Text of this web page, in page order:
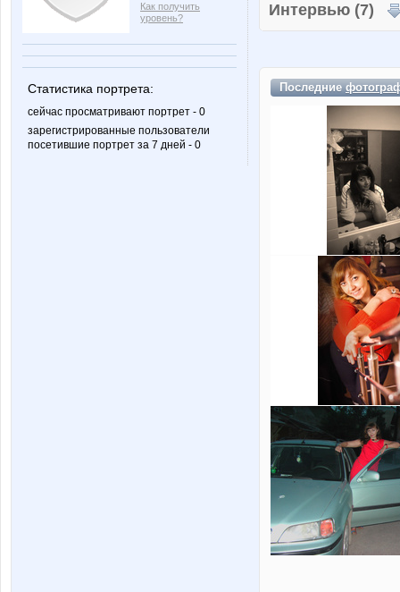
Как получить
уровень?
Статистика портрета:
сейчас просматривают портрет - 0
зарегистрированные пользователи
посетившие портрет за 7 дней - 0
Интервью (7)
Последние